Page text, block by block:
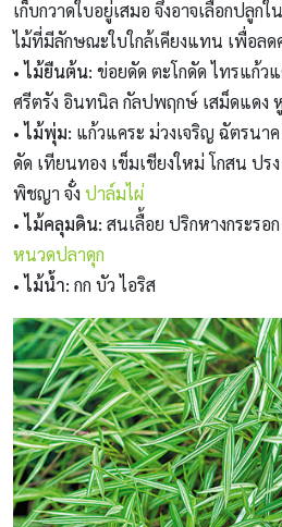
เก็บกวาดใบอยู่เสมอ จึงอาจเลือกปลูก
ไม้ที่มีลักษณะใบใกล้เคียงแทน เพื่อลด
• ไม้ยืนต้น: ข่อยดัด ตะโกดัด ไทรแก้ว
ศรีตรัง อินทนิล กัลปพฤกษ์ เสม็ดแดง
• ไม้พุ่ม: แก้วแคระ ม่วงเจริญ ฉัตรนา
ดัด เทียนทอง เข็มเชียงใหม่ โกสน ป
พิชญา จั๋ง ปาล์มไผ่
• ไม้คลุมดิน: สนเลื้อย ปริกหางกระรอ
หนวดปลาดุก
• ไม้น้ำ: กก บัว ไอริส